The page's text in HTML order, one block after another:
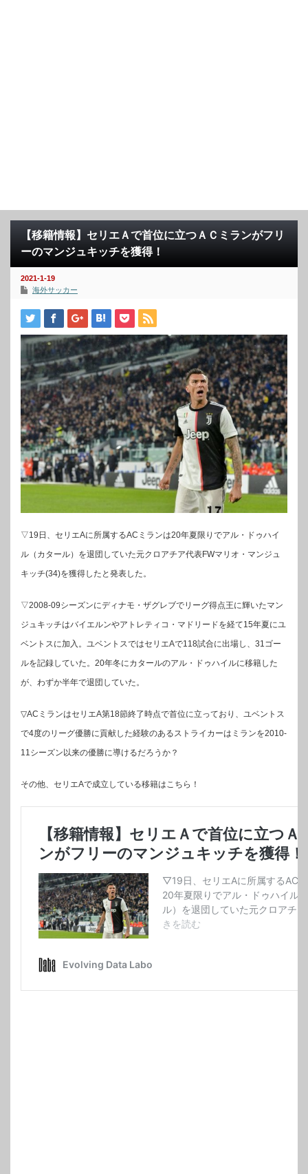
【移籍情報】セリエＡで首位に立つＡＣミランがフリ
ーのマンジュキッチを獲得！
2021-1-19
海外サッカー
▽19日、セリエAに所属するACミランは20年夏限りでアル・ドゥハイ
ル（カタール）を退団していた元クロアチア代表FWマリオ・マンジュ
キッチ(34)を獲得したと発表した。
▽2008-09シーズンにディナモ・ザグレブでリーグ得点王に輝いたマン
ジュキッチはバイエルンやアトレティコ・マドリードを経て15年夏にユ
ベントスに加入。ユベントスではセリエAで118試合に出場し、31ゴー
ルを記録していた。20年冬にカタールのアル・ドゥハイルに移籍した
が、わずか半年で退団していた。
▽ACミランはセリエA第18節終了時点で首位に立っており、ユベントス
で4度のリーグ優勝に貢献した経験のあるストライカーはミランを2010-
11シーズン以来の優勝に導けるだろうか？
その他、セリエAで成立している移籍はこちら！